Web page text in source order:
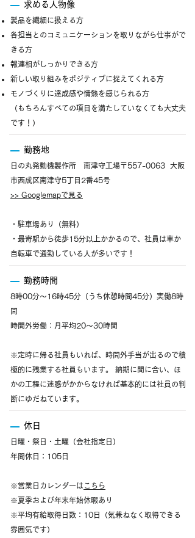
求める人物像
製品を繊細に扱える方
各担当とのコミュニケーションを取りながら仕事がで
きる方
報連相がしっかりできる方
新しい取り組みをポジティブに捉えてくれる方
モノづくりに達成感や情熱を感じられる方
（もちろんすべての項目を満たしていなくても大丈夫
です！）
勤務地
日の丸発動機製作所 南津守工場〒557-0063 大阪
市西成区南津守5丁目2番45号
>> Googlemapで見る
・駐車場あり（無料）
・最寄駅から徒歩15分以上かかるので、社員は車か
自転車で通勤している人が多いです！
勤務時間
8時00分～16時45分（うち休憩時間45分）実働8時
間
時間外労働：月平均20～30時間
※定時に帰る社員もいれば、時間外手当が出るので積
極的に残業する社員もいます。 納期に間に合い、ほ
かの工程に迷惑がかからなければ基本的には社員の判
断にゆだねています。
休日
日曜・祭日・土曜（会社指定日）
年間休日：105日
※営業日カレンダーは こちら
※夏季および年末年始休暇あり
※平均有給取得日数：10日（気兼ねなく取得できる
雰囲気です）